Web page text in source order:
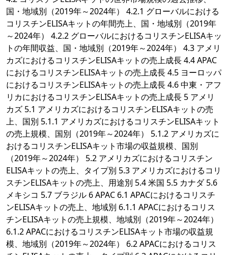
国・地域別（2019年～2024年） 4.2.1 グローバルにおける
コリスチンELISAキットの年間売上、国・地域別（2019年
～2024年） 4.2.2 グローバルにおけるコリスチンELISAキッ
トの年間収益、国・地域別（2019年～2024年） 4.3 アメリ
カズにおけるコリスチンELISAキットの売上成長 4.4 APAC
におけるコリスチンELISAキットの売上成長 4.5 ヨーロッパ
におけるコリスチンELISAキットの売上成長 4.6 中東・アフ
リカにおけるコリスチンELISAキットの売上成長 5 アメリ
カズ 5.1 アメリカズにおけるコリスチンELISAキットの売
上、国別 5.1.1 アメリカズにおけるコリスチンELISAキット
の売上規模、国別（2019年～2024年） 5.1.2 アメリカズに
おけるコリスチンELISAキット市場の収益規模、国別
（2019年～2024年） 5.2 アメリカズにおけるコリスチン
ELISAキットの売上、タイプ別 5.3 アメリカズにおけるコリ
スチンELISAキットの売上、用途別 5.4 米国 5.5 カナダ 5.6
メキシコ 5.7 ブラジル 6 APAC 6.1 APACにおけるコリスチ
ンELISAキットの売上、地域別 6.1.1 APACにおけるコリス
チンELISAキットの売上規模、地域別（2019年～2024年）
6.1.2 APACにおけるコリスチンELISAキット市場の収益規
模、地域別（2019年～2024年） 6.2 APACにおけるコリス